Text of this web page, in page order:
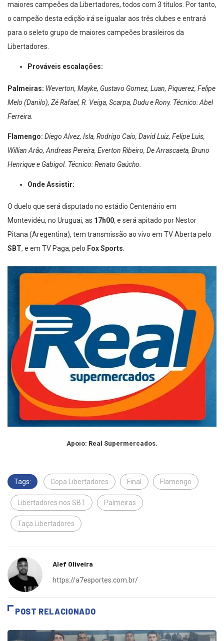
maiores campeões da Libertadores, todos com 3 títulos. Por tanto,
o campeão desta edição irá se igualar aos três clubes e entrará
para o seleto grupo de maiores campeões brasileiros da
Libertadores.
Prováveis escalações:
Palmeiras: Weverton, Mayke, Gustavo Gomez, Luan, Piquerez, Felipe
Melo (Danilo), Zé Rafael, R. Veiga, Scarpa, Dudu e Rony. Técnico: Abel
Ferreira.
Flamengo: Diego Alvez, Isla, Rodrigo Caio, David Luiz, Felipe Luis,
Willian Arão, Andreas Pereira, Everton Ribeiro, De Arrascaeta, Bruno
Henrique e Gabigol. Técnico: Renato Gaúcho.
Onde Assistir:
O duelo que será disputado no estádio Centenário em
Montevidéu, no Uruguai, as 17h00, e será apitado por Nestor
Pitana (Aregentina), tem transmissão ao vivo em TV Aberta pelo
SBT , e em TV Paga, pelo Fox Sports.
Apoio: Real Supermercados.
Tags: Copa Libertadores Final Flamengo
Libertadores nos SBT Palmeiras
Taça Libertadores
Alef Oliveira
https://a7esportes.com.br/
POST RELACIONADO